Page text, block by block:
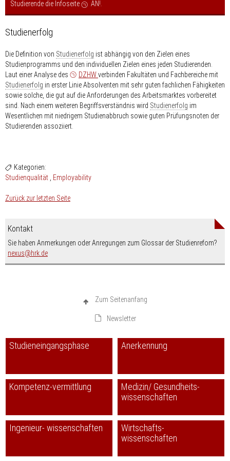
Studierende die Infoseite
AN!
Studienerfolg
Die Definition von Studienerfolg ist abhängig von den Zielen eines
Studienprogramms und den individuellen Zielen eines jeden Studierenden.
Laut einer Analyse des
DZHWverbinden Fakultäten und Fachbereiche mit
Studienerfolg in erster Linie Absolventen mit sehr guten fachlichen Fähigkeiten
sowie solche, die gut auf die Anforderungen des Arbeitsmarktes vorbereitet
sind. Nach einem weiteren Begriffsverständnis wird Studienerfolg im
Wesentlichen mit niedrigem Studienabbruch sowie guten Prüfungsnoten der
Studierenden assoziiert.
Kategorien:
Studienqualität
Employability
Zurück zur letzten Seite
Kontakt
Sie haben Anmerkungen oder Anregungen zum Glossar der Studienrefom?
nexus
nospam-
hrk.de
Zum Seitenanfang
Newsletter
Studieneingangsphase Anerkennung
Kompetenz-vermittlung
Medizin/ Gesundheits-
wissenschaften
Ingenieur- wissenschaften
Wirtschafts-
wissenschaften